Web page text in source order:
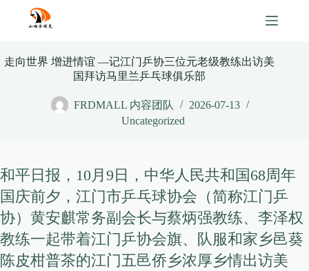
content
走向世界 增进情谊 —记江门乒协三位元老级教练出访美
国拜访马里兰乒乓球俱乐部
FRDMALL 内容团队
2026-07-13
Uncategorized
和平日报，10月9日，中华人民共和国68周年
国庆前夕，江门市乒乓球协会（简称江门乒
协）黄安麒常务副会长与蔡炳强教练、李泽权
教练一起带着江门乒协会旗、队服和家乡邑葵
陈皮柑普茶的江门五邑侨乡浓厚乡情出访美